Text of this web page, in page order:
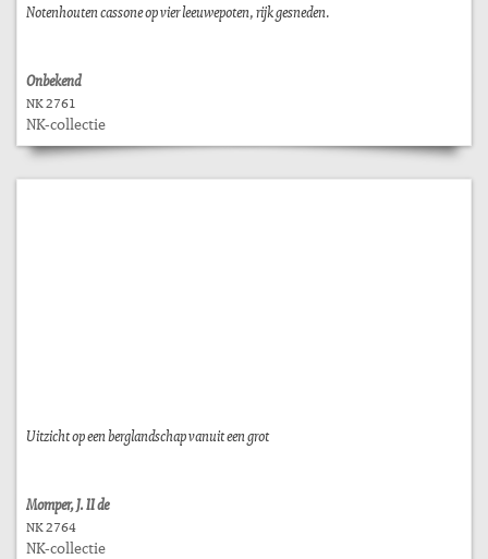
Notenhouten cassone op vier leeuwepoten, rijk gesneden.
Onbekend
NK 2761
NK-collectie
Uitzicht op een berglandschap vanuit een grot
Momper, J. II de
NK 2764
NK-collectie